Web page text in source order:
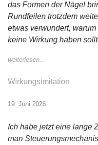
das Formen der Nägel
Rundfeilen trotzdem
etwas verwundert,
keine Wirkung haben
weiterlesen...
Wirkungsimitation
19. Juni 2026
Ich habe jetzt eine lange
man